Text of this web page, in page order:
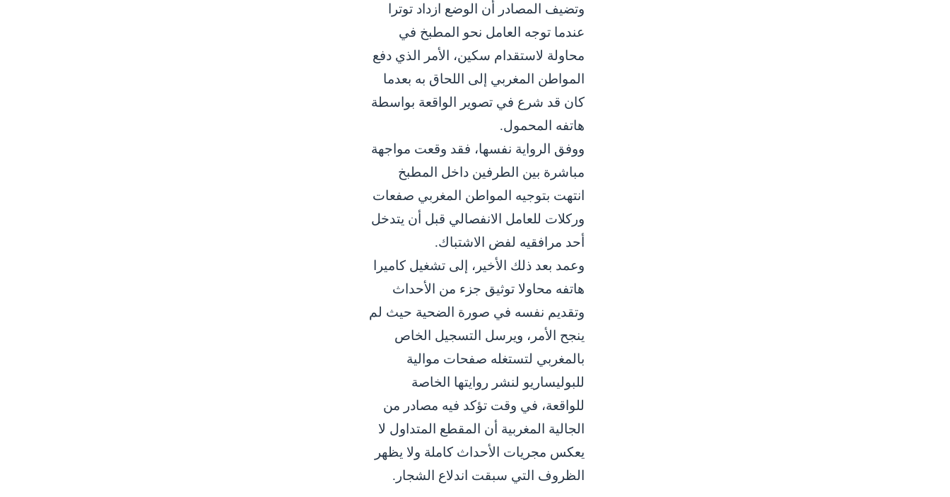
وتضيف المصادر أن الوضع ازداد توترا
عندما توجه العامل نحو المطبخ في
محاولة لاستقدام سكين، الأمر الذي دفع
المواطن المغربي إلى اللحاق به بعدما
كان قد شرع في تصوير الواقعة بواسطة
هاتفه المحمول.
ووفق الرواية نفسها، فقد وقعت مواجهة
مباشرة بين الطرفين داخل المطبخ
انتهت بتوجيه المواطن المغربي صفعات
وركلات للعامل الانفصالي قبل أن يتدخل
أحد مرافقيه لفض الاشتباك.
وعمد بعد ذلك الأخير، إلى تشغيل كاميرا
هاتفه محاولا توثيق جزء من الأحداث
وتقديم نفسه في صورة الضحية حيث لم
ينجح الأمر، ويرسل التسجيل الخاص
بالمغربي لتستغله صفحات موالية
للبوليساريو لنشر روايتها الخاصة
للواقعة، في وقت تؤكد فيه مصادر من
الجالية المغربية أن المقطع المتداول لا
يعكس مجريات الأحداث كاملة ولا يظهر
الظروف التي سبقت اندلاع الشجار.